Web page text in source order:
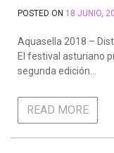
POSTED ON 18 JUNIO,
Aquasella 2018 –
El festival asturiano
segunda edición…
READ MORE